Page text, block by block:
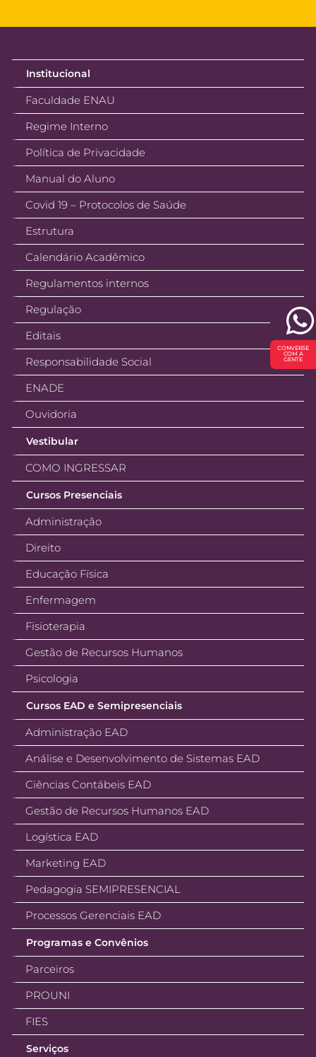
Institucional
Faculdade ENAU
Regime Interno
Política de Privacidade
Manual do Aluno
Covid 19 – Protocolos de Saúde
Estrutura
Calendário Acadêmico
Regulamentos internos
Regulação
Editais
Responsabilidade Social
ENADE
Ouvidoria
Vestibular
COMO INGRESSAR
Cursos Presenciais
Administração
Direito
Educação Física
Enfermagem
Fisioterapia
Gestão de Recursos Humanos
Psicologia
Cursos EAD e Semipresenciais
Administração EAD
Análise e Desenvolvimento de Sistemas EAD
Ciências Contábeis EAD
Gestão de Recursos Humanos EAD
Logística EAD
Marketing EAD
Pedagogia SEMIPRESENCIAL
Processos Gerenciais EAD
Programas e Convênios
Parceiros
PROUNI
FIES
Serviços
CONVERSE
COM A
GENTE